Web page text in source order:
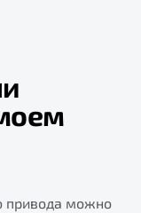
привода можно